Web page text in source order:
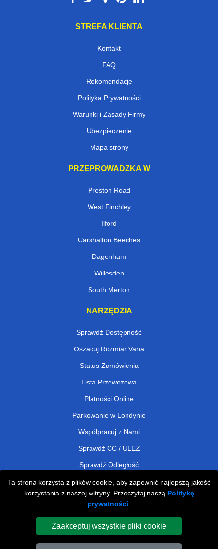
Ta strona korzysta z plików cookie, aby zapewnić najlepszą jakość
korzystania z naszej witryny. Przeczytaj naszą Politykę
prywatności
Zaakceptuj wszystkie pliki cookie
STREFA KLIENTA
Kontakt
FAQ
Rekomendacje
Polityka Prywatności
Warunki i Zasady Firmy
Ubezpieczenie
Mapa strony
PRZEPROWADZKA W
Preston Road
West Finchley
Ilford
Carshalton Beeches
Dagenham
Willesden
South Merton
NARZĘDZIA
Sprawdź Dostępność
Oszacuj Rozmiar Vana
Status Zamówienia
Lista Przewozowa
Płatności Online
Parkowanie w Londynie
Współpracuj z Nami
Sprawdź CC / ULEZ
Sprawdź Odległość
Man and Van Removals